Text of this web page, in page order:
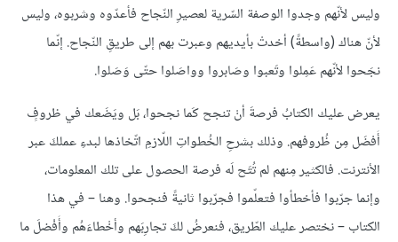
وليس لأنّهم وجدوا الوصفة السّرية لعصيرِ النّجاح فأعدّوه وشربوه، وليس
لأنّ هناك (واسطةً) أخدتْ بأيديهم وعبرت بهم إلى طريقِ النّجاح. إنّما
نجَحوا لأنّهم عَمِلوا وتَعبوا وصَابروا وواصَلوا حتّى وَصَلوا.
يعرض عليك الكتابُ فرصةَ أنْ تنجح كَما نجحوا، بَل ويَضَعك في ظروفٍ
أَفضَل مِن ظُروفهم. وذلك بشرحِ الخُطواتِ اللّازمِ اتّخاذها لبدءِ عملكَ عبر
الأنترنت. فالكثير مِنهم لم تُتَح لَه فرصة الحصول على تلك المعلومات،
وإنما جرّبوا فأخطأوا فتعلّموا فجرّبوا ثانيةً فنجحوا. وهنا – في هذا
الكتاب – نختصر عليك الطّريق، فنعرضُ لكَ تجارِبَهم وأخْطاءَهُم وأَفْضلَ ما